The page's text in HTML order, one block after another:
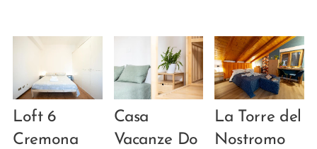
Loft 6
Cremona
Casa
Vacanze Do
La Torre del
Nostromo